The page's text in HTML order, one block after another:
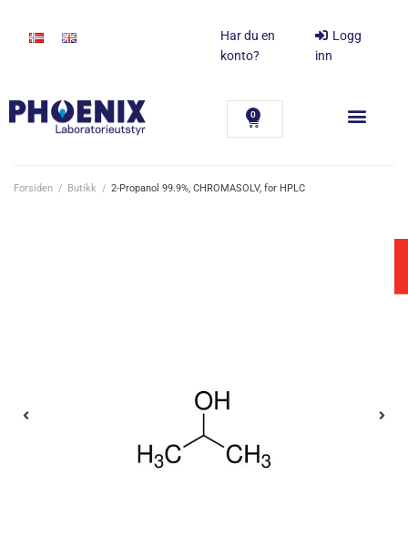
Har du en
konto?
Logg
inn
0
Forsiden / Butikk / 2-Propanol 99.9%, CHROMASOLV, for HPLC